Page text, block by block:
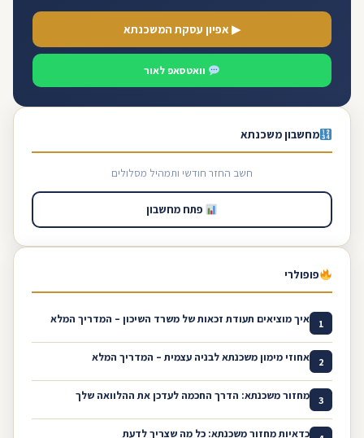
▶ אפיון עסקת המשכנתא
וואטסאפ לאור
מחשבון משכנתא
חשב החזר חודשי ותמהיל מסלולים
פתח מחשבון
פופולרי
1 איך מוציאים תעודת זכאות של משרד השיכון – המדריך המלא
2 אחוזי מימון משכנתא לבניה עצמית – המדריך המלא
3 מחזור משכנתא: הדרך החכמה לעדכן את ההלוואה שלך
כדאיות מחזור משכנתא: כל מה שצריך לדעת